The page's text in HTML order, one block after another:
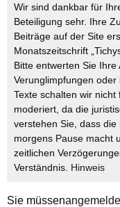
Wir sind dankbar für
Beteiligung sehr. Ihre
Beiträge auf der Site
Monatszeitschrift
Bitte entwerten Sie Ihre
Verunglimpfungen
Texte schalten wir
moderiert, da die
verstehen Sie, dass
morgens Pause macht
zeitlichen
Verständnis. Hinweis
Sie müssen